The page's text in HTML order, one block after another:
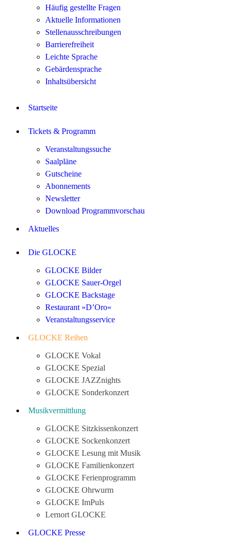
Häufig gestellte Fragen
Aktuelle Informationen
Stellenausschreibungen
Barrierefreiheit
Leichte Sprache
Gebärdensprache
Inhaltsübersicht
Startseite
Tickets & Programm
Veranstaltungssuche
Saalpläne
Gutscheine
Abonnements
Newsletter
Download Programmvorschau
Aktuelles
Die GLOCKE
GLOCKE Bilder
GLOCKE Sauer-Orgel
GLOCKE Backstage
Restaurant »D’Oro«
Veranstaltungsservice
GLOCKE Reihen
GLOCKE Vokal
GLOCKE Spezial
GLOCKE JAZZnights
GLOCKE Sonderkonzert
Musikvermittlung
GLOCKE Sitzkissenkonzert
GLOCKE Sockenkonzert
GLOCKE Lesung mit Musik
GLOCKE Familienkonzert
GLOCKE Ferienprogramm
GLOCKE Ohrwurm
GLOCKE ImPuls
Lernort GLOCKE
GLOCKE Presse